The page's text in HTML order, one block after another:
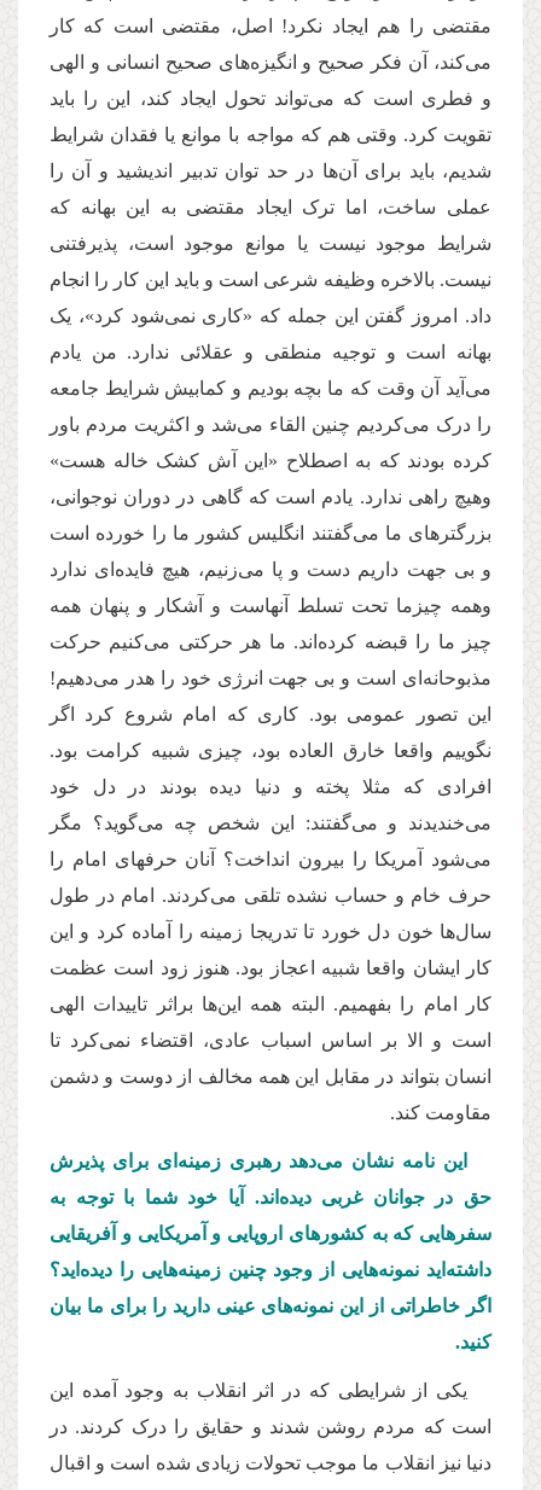
مقتضی را هم ایجاد نکرد! اصل، مقتضی است که کار
می‌کند، آن فکر صحیح و انگیزه‌های صحیح انسانی و الهی
و فطری است که می‌تواند تحول ایجاد کند، این را باید
تقویت کرد. وقتی هم که مواجه با موانع یا فقدان شرایط
شدیم، باید برای آن‌ها در حد توان تدبیر اندیشید و آن را
عملی ساخت، اما ترک ایجاد مقتضی به این بهانه که
شرایط موجود نیست یا موانع موجود است، پذیرفتنی
نیست. بالاخره وظیفه شرعی است و باید این کار را انجام
داد. امروز گفتن این جمله که «کاری نمی‌شود کرد»، یک
بهانه است و توجیه منطقی و عقلائی ندارد. من یادم
می‌آید آن وقت که ما بچه بودیم و کمابیش شرایط جامعه
را درک می‌کردیم چنین القاء می‌شد و اکثریت مردم باور
کرده بودند که به اصطلاح «این آش کشک خاله هست»
وهیچ راهی ندارد. یادم است که گاهی در دوران نوجوانی،
بزرگترهای ما می‌گفتند انگلیس کشور ما را خورده است
و بی جهت داریم دست و پا می‌زنیم، هیچ فایده‌ای ندارد
وهمه چیزما تحت تسلط آنهاست و آشکار و پنهان همه
چیز ما را قبضه کرده‌اند. ما هر حرکتی می‌کنیم حرکت
مذبوحانه‌ای است و بی جهت انرژی خود را هدر می‌دهیم!
این تصور عمومی بود. کاری که امام شروع کرد اگر
نگوییم واقعا خارق العاده بود، چیزی شبیه کرامت بود.
افرادی که مثلا پخته و دنیا دیده بودند در دل خود
می‌خندیدند و می‌گفتند: این شخص چه می‌گوید؟ مگر
می‌شود آمریکا را بیرون انداخت؟ آنان حرفهای امام را
حرف خام و حساب نشده تلقی می‌کردند. امام در طول
سال‌ها خون دل خورد تا تدریجا زمینه را آماده کرد و این
کار ایشان واقعا شبیه اعجاز بود. هنوز زود است عظمت
کار امام را بفهمیم. البته همه این‌ها براثر تاییدات الهی
است و الا بر اساس اسباب عادی، اقتضاء نمی‌کرد تا
انسان بتواند در مقابل این همه مخالف از دوست و دشمن
مقاومت کند.
این نامه نشان می‌دهد رهبری زمینه‌ای برای پذیرش
حق در جوانان غربی دیده‌اند. آیا خود شما با توجه به
سفرهایی كه به كشورهای اروپایی و آمریكایی و آفریقایی
داشته‌اید نمونه‌هایی از وجود چنین زمینه‌هایی را دیده‌اید؟
اگر خاطراتی از این نمونه‌های عینی دارید را برای ما بیان
كنید.
یکی از شرایطی که در اثر انقلاب به وجود آمده این
است که مردم روشن شدند و حقایق را درک کردند. در
دنیا نیز انقلاب ما موجب تحولات زیادی شده است و اقبال